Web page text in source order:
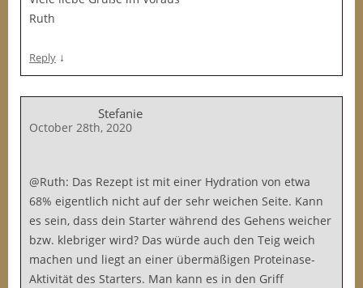
Ruth
Reply ↓
Stefanie
October 28th, 2020
@Ruth: Das Rezept ist mit einer Hydration von etwa
68% eigentlich nicht auf der sehr weichen Seite. Kann
es sein, dass dein Starter während des Gehens weicher
bzw. klebriger wird? Das würde auch den Teig weich
machen und liegt an einer übermäßigen Proteinase-
Aktivität des Starters. Man kann es in den Griff